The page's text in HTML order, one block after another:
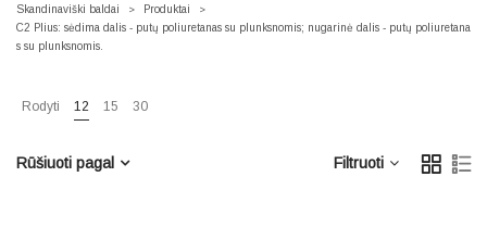
Skandinaviški baldai > Produktai >
C2 Plius: sėdima dalis - putų poliuretanas su plunksnomis; nugarinė dalis - putų poliuretana
s su plunksnomis.
Rodyti 12 15 30
Filtruoti
Rūšiuoti pagal